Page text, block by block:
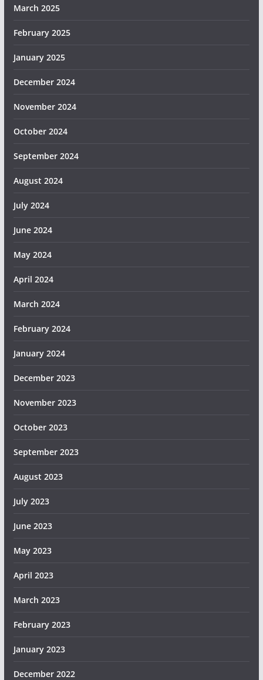
March 2025
February 2025
January 2025
December 2024
November 2024
October 2024
September 2024
August 2024
July 2024
June 2024
May 2024
April 2024
March 2024
February 2024
January 2024
December 2023
November 2023
October 2023
September 2023
August 2023
July 2023
June 2023
May 2023
April 2023
March 2023
February 2023
January 2023
December 2022